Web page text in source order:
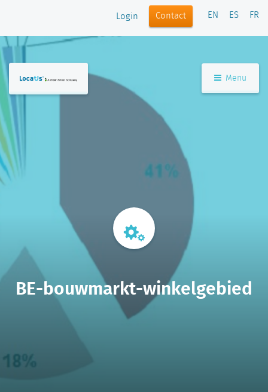
Login Contact EN ES FR
Menu
BE-bouwmarkt-winkelgebied